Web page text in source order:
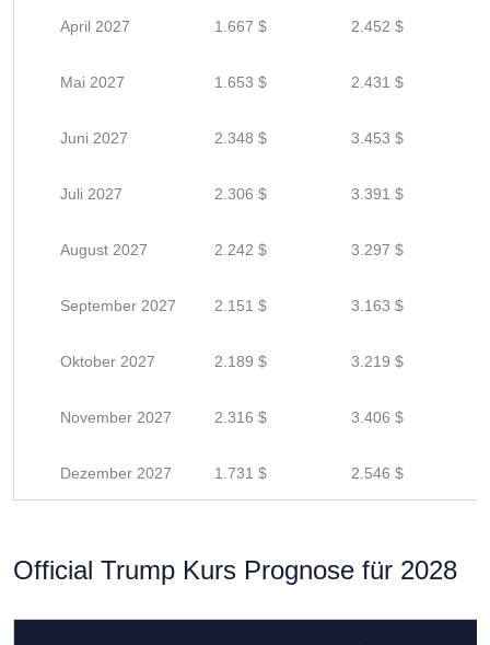
April 2027 1.667 $ 2.452 $
Mai 2027 1.653 $ 2.431 $
Juni 2027 2.348 $ 3.453 $
Juli 2027 2.306 $ 3.391 $
August 2027 2.242 $ 3.297 $
September 2027 2.151 $ 3.163 $
Oktober 2027 2.189 $ 3.219 $
November 2027 2.316 $ 3.406 $
Dezember 2027 1.731 $ 2.546 $
Official Trump Kurs Prognose für 2028